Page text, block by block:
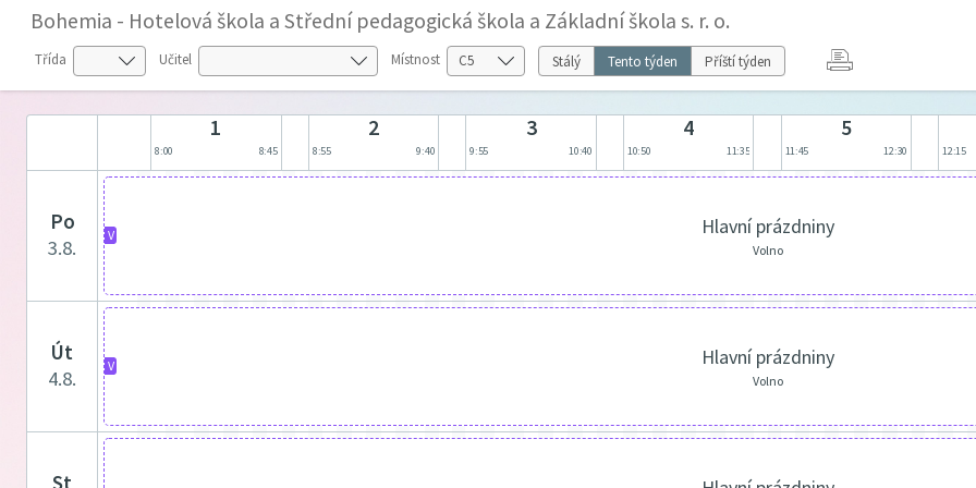
Bohemia - Hotelová škola a Střední pedagogická škola a Základní škola s. r. o.
Třída Učitel Místnost Stálý Tento týden Příští týden
1
8:00 8:45
2
8:55 9:40
3
9:55 10:40
4
10:50 11:35
5
11:45 12:30 12:15
po
3.8.
V Hlavní prázdniny
Volno
út
4.8.
V Hlavní prázdniny
Volno